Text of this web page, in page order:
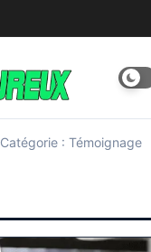
Catégorie : Témoignage